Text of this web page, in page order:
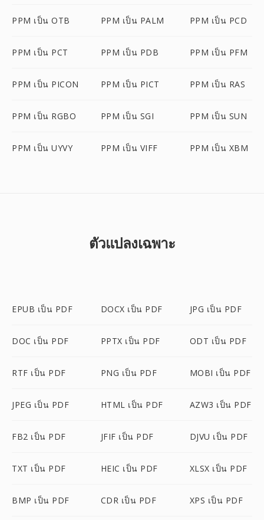
PPM เป็น OTB PPM เป็น PALM PPM เป็น PCD
PPM เป็น PCT PPM เป็น PDB PPM เป็น PFM
PPM เป็น PICON PPM เป็น PICT PPM เป็น RAS
PPM เป็น RGBO PPM เป็น SGI PPM เป็น SUN
PPM เป็น UYVY PPM เป็น VIFF PPM เป็น XBM
ตัวแปลงเฉพาะ
EPUB เป็น PDF DOCX เป็น PDF JPG เป็น PDF
DOC เป็น PDF PPTX เป็น PDF ODT เป็น PDF
RTF เป็น PDF PNG เป็น PDF MOBI เป็น PDF
JPEG เป็น PDF HTML เป็น PDF AZW3 เป็น PDF
FB2 เป็น PDF JFIF เป็น PDF DJVU เป็น PDF
TXT เป็น PDF HEIC เป็น PDF XLSX เป็น PDF
BMP เป็น PDF CDR เป็น PDF XPS เป็น PDF